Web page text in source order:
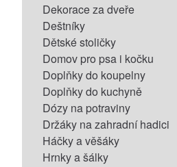
Dekorace za dveře
Deštníky
Dětské stoličky
Domov pro psa i kočku
Doplňky do koupelny
Doplňky do kuchyně
Dózy na potraviny
Držáky na zahradní hadici
Háčky a věšáky
Hrnky a šálky